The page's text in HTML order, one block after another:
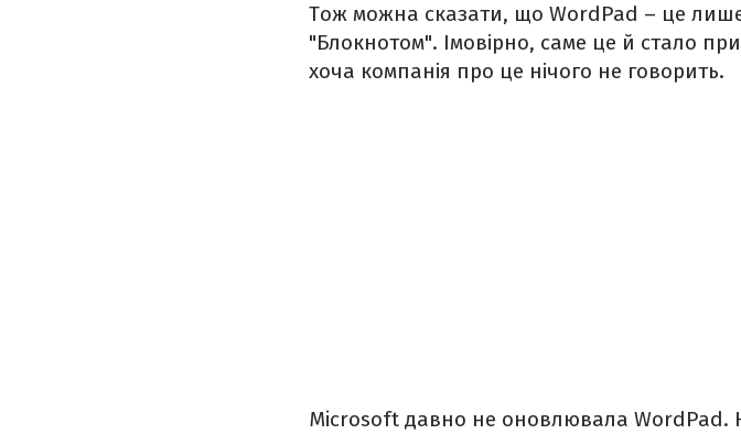
Тож можна сказати, що WordPad – це
"Блокнотом". Імовірно, саме це й стало
хоча компанія про це нічого не говорить.
Microsoft давно не оновлювала WordPad.